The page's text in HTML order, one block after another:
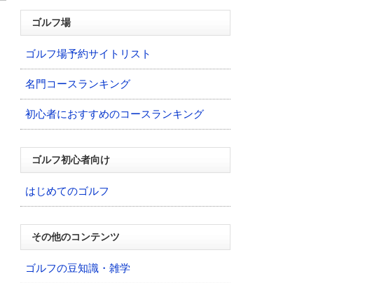
ゴルフ場
ゴルフ場予約サイトリスト
名門コースランキング
初心者におすすめのコースランキング
ゴルフ初心者向け
はじめてのゴルフ
その他のコンテンツ
ゴルフの豆知識・雑学